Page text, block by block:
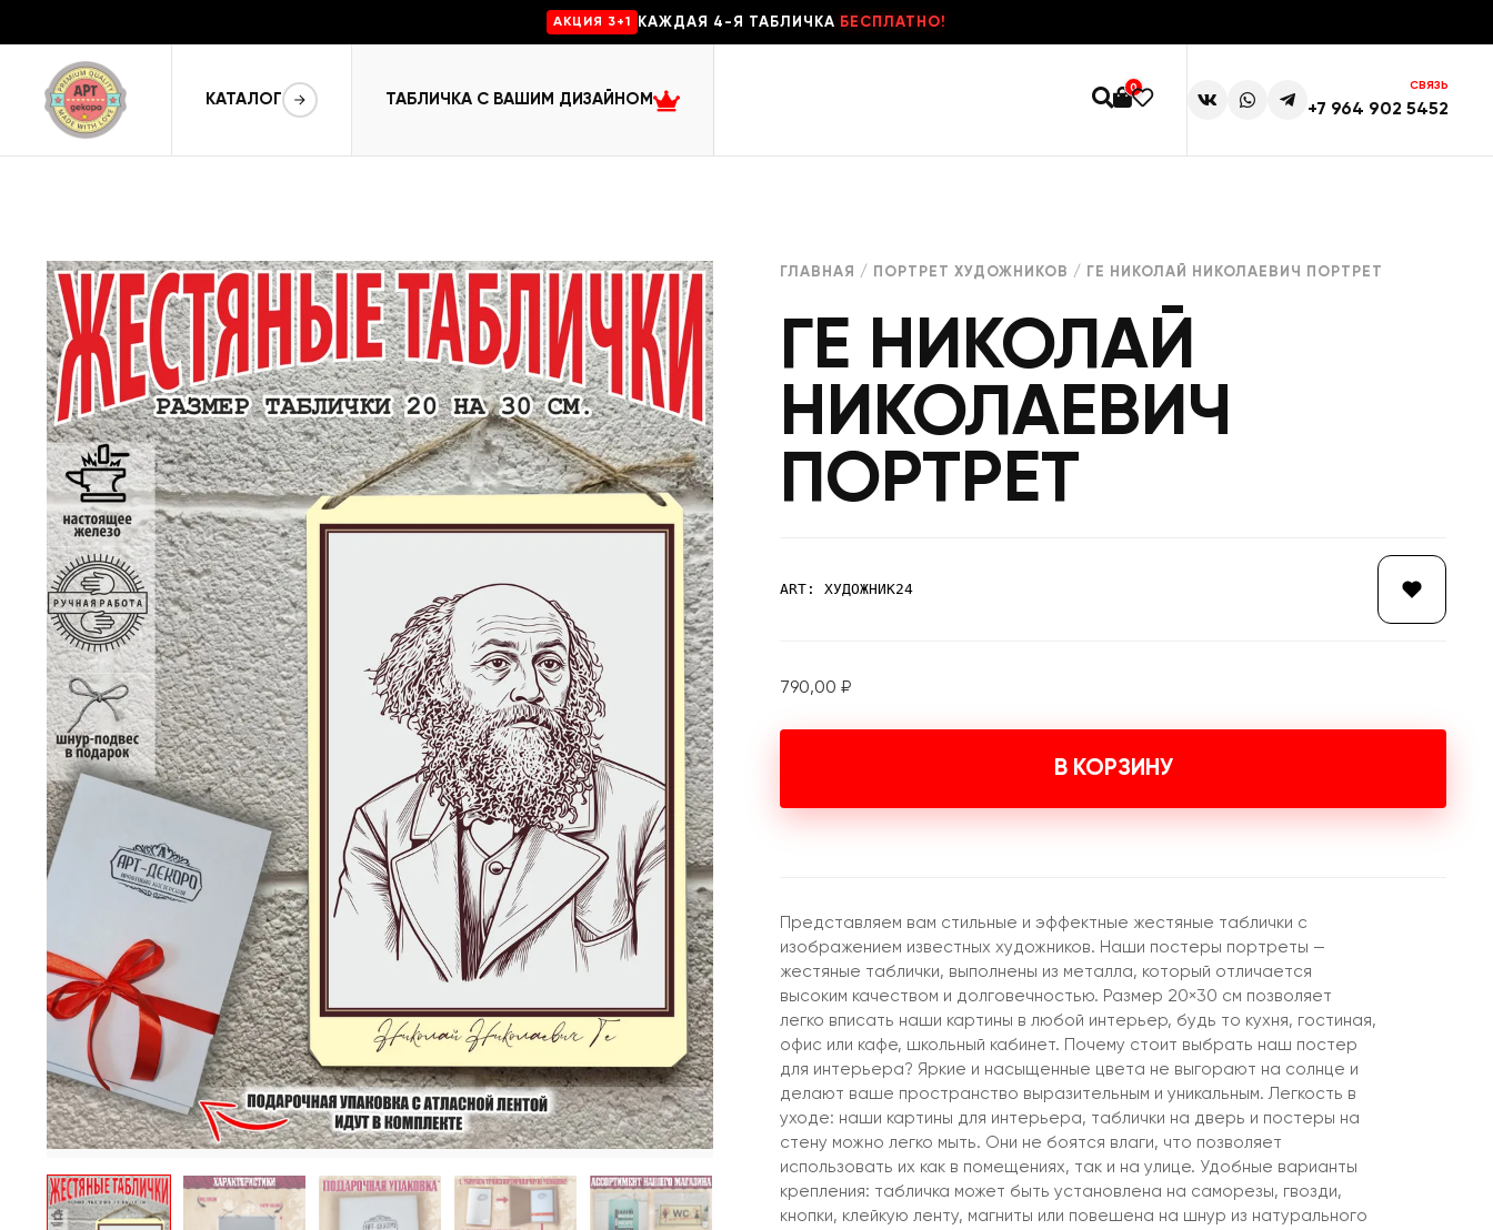
AKЦИЯ 3+1 КАЖДАЯ 4-Я ТАБЛИЧКА БЕСПЛАТНО!
КАТАЛОГ ТАБЛИЧКА С ВАШИМ ДИЗАЙНОМ
0 СВЯЗЬ
+7 964 902 5452
ГЛАВНАЯ / ПОРТРЕТ ХУДОЖНИКОВ / ГЕ НИКОЛАЙ НИКОЛАЕВИЧ ПОРТРЕТ
ГЕ НИКОЛАЙ
НИКОЛАЕВИЧ
ПОРТРЕТ
ART: ХУДОЖНИК24
790,00 ₽
В КОРЗИНУ
Представляем вам стильные и эффектные жестяные таблички с
изображением известных художников. Наши постеры портреты —
жестяные таблички, выполнены из металла, который отличается
высоким качеством и долговечностью. Размер 20×30 см позволяет
легко вписать наши картины в любой интерьер, будь то кухня, гостиная,
офис или кафе, школьный кабинет. Почему стоит выбрать наш постер
для интерьера? Яркие и насыщенные цвета не выгорают на солнце и
делают ваше пространство выразительным и уникальным. Легкость в
уходе: наши картины для интерьера, таблички на дверь и постеры на
стену можно легко мыть. Они не боятся влаги, что позволяет
использовать их как в помещениях, так и на улице. Удобные варианты
крепления: табличка может быть установлена на саморезы, гвозди,
кнопки, клейкую ленту, магниты или повешена на шнур из натурального